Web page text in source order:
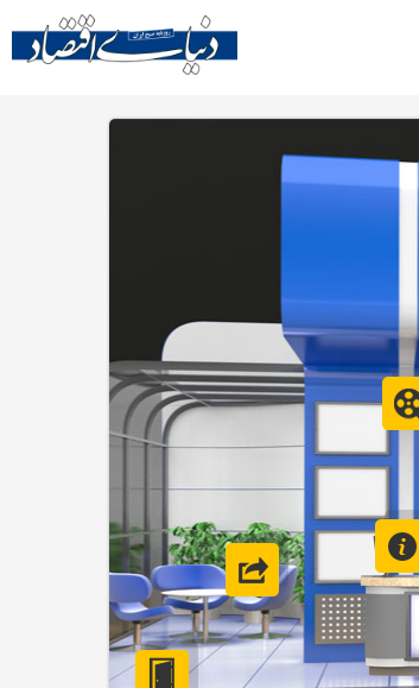
خروج
وب سایت